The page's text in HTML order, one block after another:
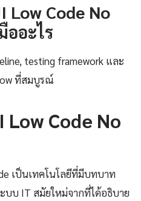
Low Code No
ออะไร
testing framework และ
ที่สมบูรณ์
Low Code No
เป็นเทคโนโลยีที่มีบทบาท
บ IT สมัยใหม่จากที่ได้อธิบาย